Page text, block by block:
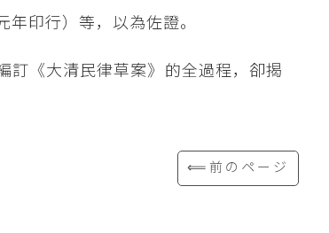
印行）等，以為佐證。
訂《大清民律草案》的全過程，卻揭
⟸前のページ